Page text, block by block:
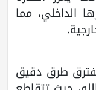
الداخلي، مما
طرق دقيق